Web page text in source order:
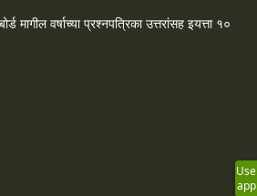
मागील वर्षाच्या प्रश्‍नपत्रिका उत्तरांसह इयत्ता १०
Use
app